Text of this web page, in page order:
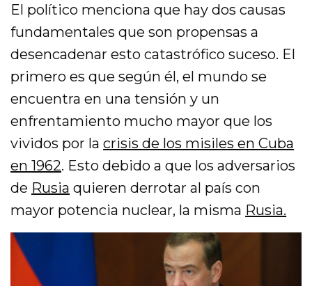
El político menciona que hay dos causas
fundamentales que son propensas a
desencadenar esto catastrófico suceso. El
primero es que según él, el mundo se
encuentra en una tensión y un
enfrentamiento mucho mayor que los
vividos por lacrisis de los misiles en Cuba
en 1962. Esto debido a que los adversarios
de Rusia quieren derrotar al país con
mayor potencia nuclear, la misma Rusia.